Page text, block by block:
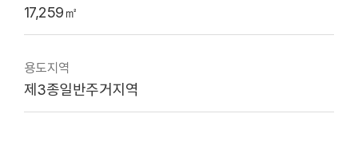
17,259㎡
용도지역
제3종일반주거지역